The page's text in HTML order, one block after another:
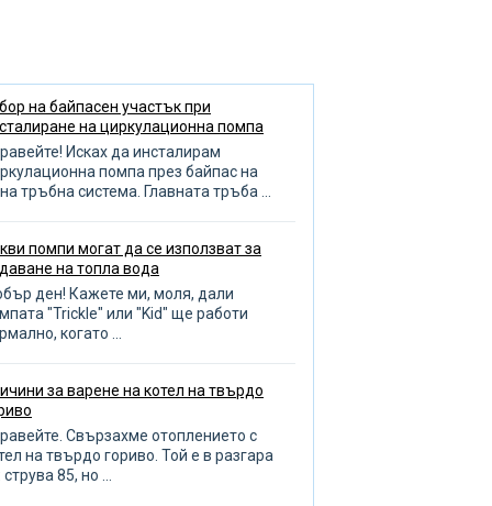
на радиатора
на басейна
за помпа
кръгове
на отоплителен котел
на градината
кърпа
за избор на тръби
на тръби
с тръбопровода
на байпасен участък при
на циркулационна помпа
Исках да инсталирам
помпа през байпас на
тръбна система. Главната тръба ...
помпи могат да се използват за
на топла вода
ден! Кажете ми, моля, дали
"Trickle" или "Kid" ще работи
когато ...
за варене на котел на твърдо
Свързахме отоплението с
на твърдо гориво. Той е в разгара
струва 85, но ...